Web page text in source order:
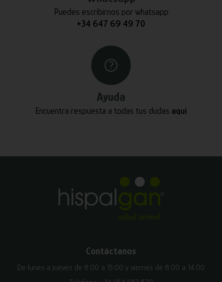
Puedes escribirnos por whatsapp
+34 647 69 49 70
Ayuda
Encuentra respuesta a todas tus dudas aquí
Contáctanos
De lunes a jueves de 8:00 a 15:00 y viernes de 8:00 a 14:00